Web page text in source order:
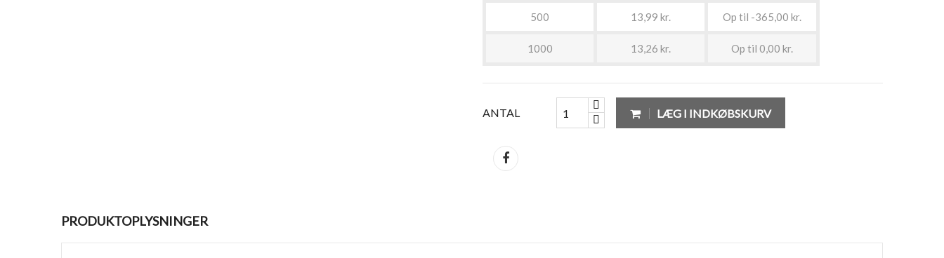
500 13,99 kr. Op til -365,00 kr.
1000 13,26 kr. Op til 0,00 kr.
ANTAL LÆG I INDKØBSKURV
PRODUKTOPLYSNINGER